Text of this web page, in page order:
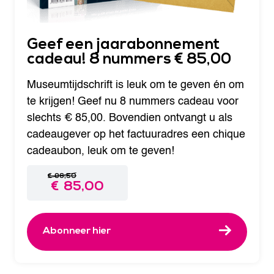
:
4
,
5
0
.
Geef een jaarabonnement
cadeau! 8 nummers € 85,00
Museumtijdschrift is leuk om te geven én om
te krijgen! Geef nu 8 nummers cadeau voor
slechts € 85,00. Bovendien ontvangt u als
cadeaugever op het factuuradres een chique
cadeaubon, leuk om te geven!
€96,50
O
s
p
€ 85,00
H
d
i
Abonneer hier